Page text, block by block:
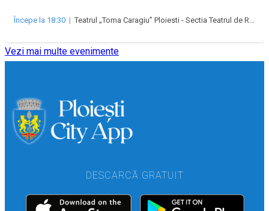
Începe la 18:30 |Teatrul „Toma Caragiu” Ploiesti - Sectia Teatrul de Revista „Majestic”
Vezi mai multe evenimente
DESCARCĂ GRATUIT